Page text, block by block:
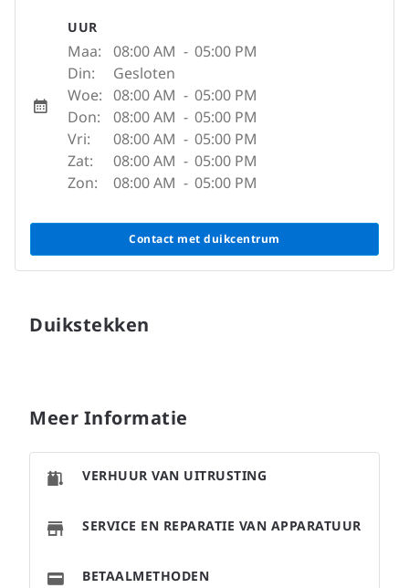
UUR
Maa: 08:00 AM - 05:00 PM
Din:
Gesloten
Woe: 08:00 AM - 05:00 PM
Don:
08:00 AM - 05:00 PM
Vri:
08:00 AM - 05:00 PM
Zat:
08:00 AM - 05:00 PM
Zon:
08:00 AM - 05:00 PM
Contact met duikcentrum
Duikstekken
Meer Informatie
VERHUUR VAN UITRUSTING
SERVICE EN REPARATIE VAN APPARATUUR
BETAALMETHODEN